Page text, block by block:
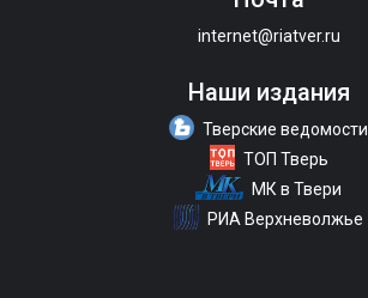
internet@riatver.ru
Наши издания
Тверские ведомости
ТОП Тверь
МК в Твери
РИА Верхневолжье